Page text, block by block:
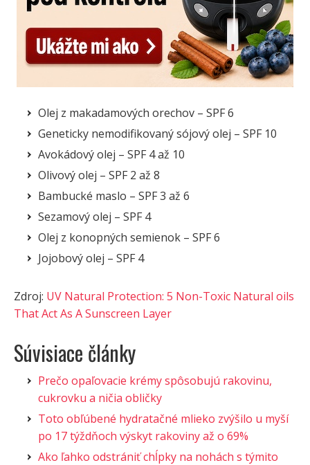
Olej z makadamových orechov – SPF 6
Geneticky nemodifikovaný sójový olej – SPF 10
Avokádový olej – SPF 4 až 10
Olivový olej – SPF 2 až 8
Bambucké maslo – SPF 3 až 6
Sezamový olej – SPF 4
Olej z konopných semienok – SPF 6
Jojobový olej – SPF 4
Zdroj: UV Natural Protection: 5 Non-Toxic Natural oils
That Act As A Sunscreen Layer
Súvisiace články
Prečo opaľovacie krémy spôsobujú rakovinu,
cukrovku a ničia obličky
Toto obľúbené hydratačné mlieko zvýšilo u myší
po 17 týždňoch výskyt rakoviny až o 69%
Ako ľahko odstrániť chĺpky na nohách s týmito